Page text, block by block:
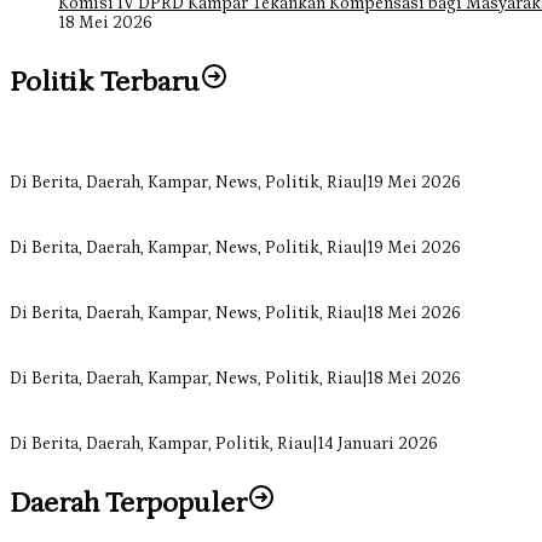
18 Mei 2026
Politik Terbaru
Di Berita, Daerah, Kampar, News, Politik, Riau 19 Mei 2026
Di Berita, Daerah, Kampar, News, Politik, Riau 19 Mei 2026
Di Berita, Daerah, Kampar, News, Politik, Riau 18 Mei 2026
Di Berita, Daerah, Kampar, News, Politik, Riau 18 Mei 2026
Di Berita, Daerah, Kampar, Politik, Riau 14 Januari 2026
Daerah Terpopuler